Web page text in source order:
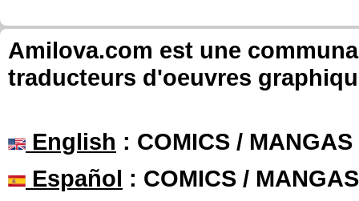
Amilova.com est une
traducteurs d'oeuvres
English : COMICS /
Español : COMICS /